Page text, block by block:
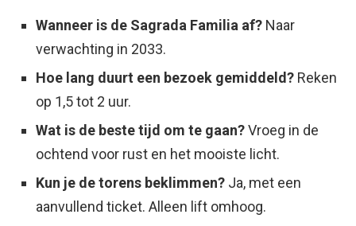
Wanneer is de Sagrada Familia af? Naar
verwachting in 2033.
Hoe lang duurt een bezoek gemiddeld? Reken
op 1,5 tot 2 uur.
Wat is de beste tijd om te gaan?Vroeg in de
ochtend voor rust en het mooiste licht.
Kun je de torens beklimmen? Ja, met een
aanvullend ticket. Alleen lift omhoog.